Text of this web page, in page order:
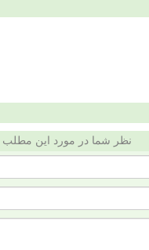
نظر شما در مورد این مطلب